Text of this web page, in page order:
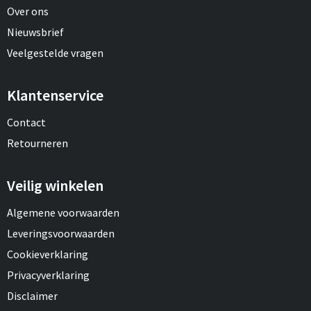
Over ons
Nieuwsbrief
Veelgestelde vragen
Klantenservice
Contact
Retourneren
Veilig winkelen
Algemene voorwaarden
Leveringsvoorwaarden
Cookieverklaring
Privacyverklaring
Disclaimer